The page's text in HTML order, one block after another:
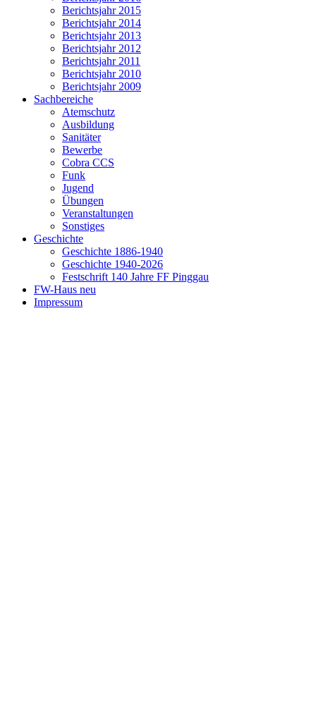
Berichtsjahr 2015
Berichtsjahr 2014
Berichtsjahr 2013
Berichtsjahr 2012
Berichtsjahr 2011
Berichtsjahr 2010
Berichtsjahr 2009
Sachbereiche
Atemschutz
Ausbildung
Sanitäter
Bewerbe
Cobra CCS
Funk
Jugend
Übungen
Veranstaltungen
Sonstiges
Geschichte
Geschichte 1886-1940
Geschichte 1940-2026
Festschrift 140 Jahre FF Pinggau
FW-Haus neu
Impressum